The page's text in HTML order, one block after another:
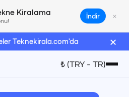
Kiralama İndir ×
Teknekirala.com'da ×
₺ (TRY- TR)